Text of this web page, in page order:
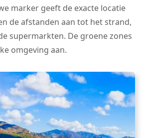
marker geeft de exacte locatie
de afstanden aan tot het strand,
supermarkten. De groene zones
omgeving aan.